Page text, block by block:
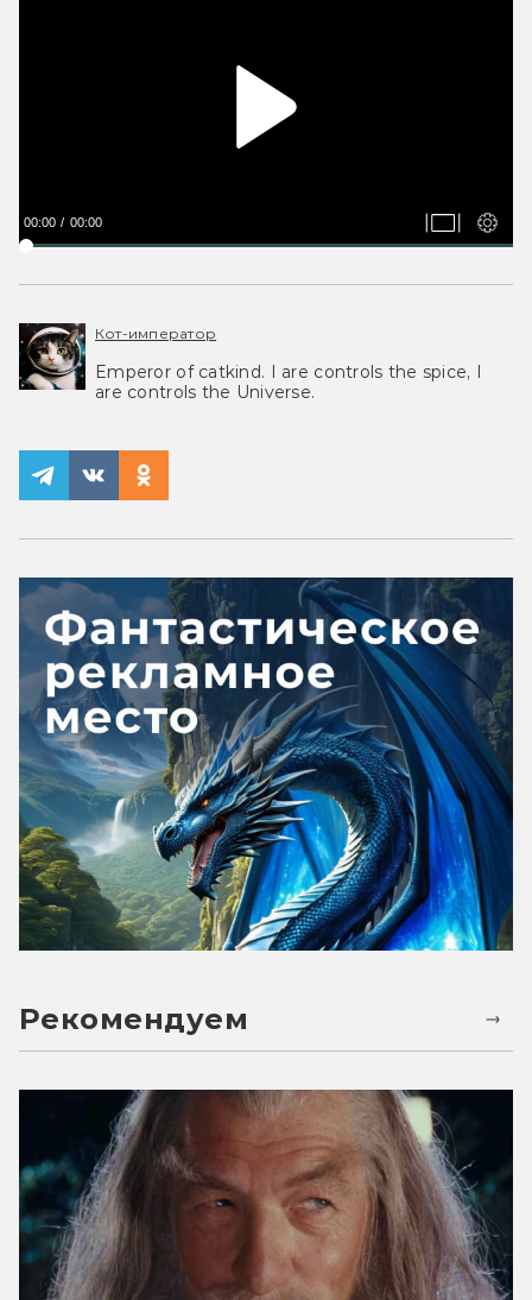
00:00 00:00
Кот-император
Emperor of catkind. I are controls the spice, I
are controls the Universe.
Рекомендуем